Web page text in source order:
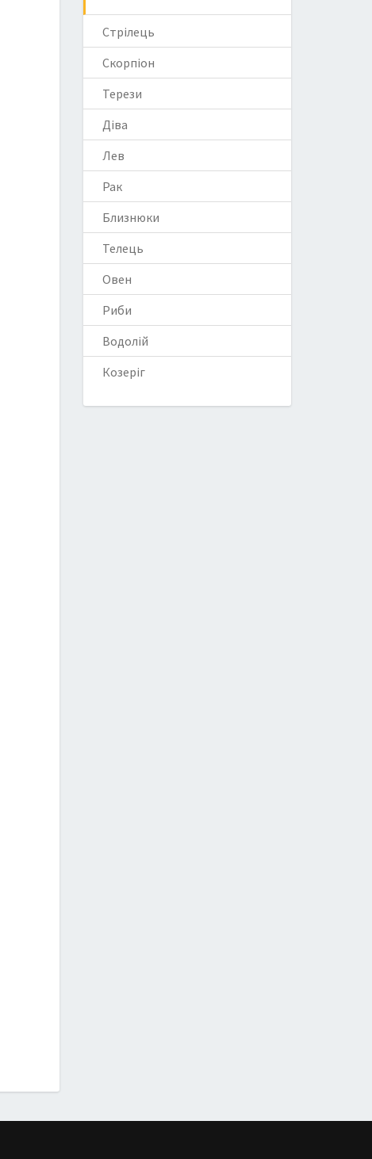
Стрілець
Скорпіон
Терези
Діва
Лев
Рак
Близнюки
Телець
Овен
Риби
Водолій
Козеріг